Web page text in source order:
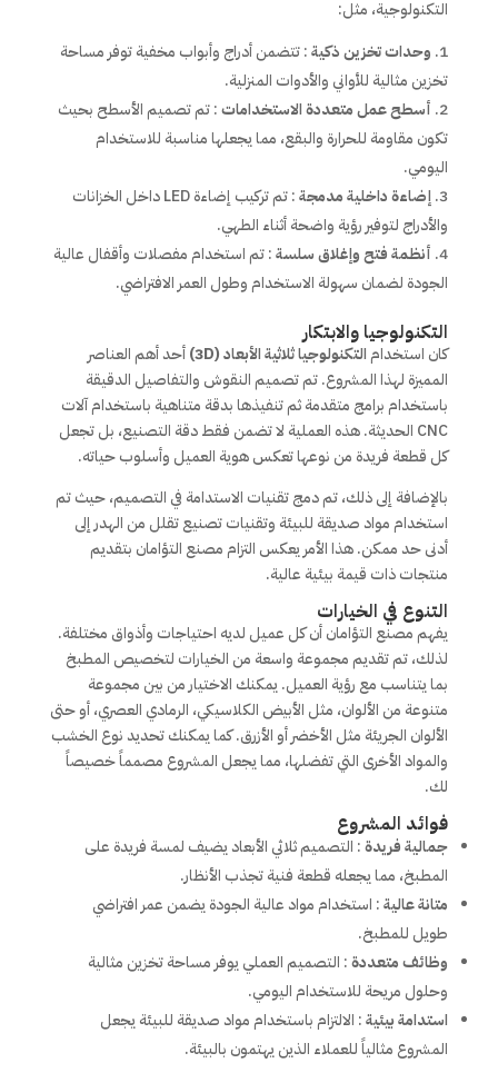
التكنولوجية، مثل:
وحدات تخزين ذكية: تتضمن أدراج وأبواب مخفية توفر مساحة
تخزين مثالية للأواني والأدوات المنزلية.
أسطح عمل متعددة الاستخدامات: تم تصميم الأسطح بحيث
تكون مقاومة للحرارة والبقع، مما يجعلها مناسبة للاستخدام
اليومي.
إضاءة داخلية مدمجة
: تم تركيب إضاءة LED داخل الخزانات
والأدراج لتوفير رؤية واضحة أثناء الطهي.
أنظمة فتح وإغلاق سلسة: تم استخدام مفصلات وأقفال عالية
الجودة لضمان سهولة الاستخدام وطول العمر الافتراضي.
التكنولوجيا والابتكار
كان استخدامالتكنولوجيا ثلاثية الأبعاد (3D)
أحد أهم العناصر
المميزة لهذا المشروع. تم تصميم النقوش والتفاصيل الدقيقة
باستخدام برامج متقدمة ثم تنفيذها بدقة متناهية باستخدام آلات
CNC الحديثة. هذه العملية لا تضمن فقط دقة التصنيع، بل تجعل
كل قطعة فريدة من نوعها تعكس هوية العميل وأسلوب حياته.
بالإضافة إلى ذلك، تم دمج تقنيات الاستدامة في التصميم، حيث تم
استخدام مواد صديقة للبيئة وتقنيات تصنيع تقلل من الهدر إلى
أدنى حد ممكن. هذا الأمر يعكس التزام مصنع التؤامان بتقديم
منتجات ذات قيمة بيئية عالية.
التنوع في الخيارات
يفهم مصنع التؤامان أن كل عميل لديه احتياجات وأذواق مختلفة.
لذلك، تم تقديم مجموعة واسعة من الخيارات لتخصيص المطبخ
بما يتناسب مع رؤية العميل. يمكنك الاختيار من بين مجموعة
متنوعة من الألوان، مثل الأبيض الكلاسيكي، الرمادي العصري، أو حتى
الألوان الجريئة مثل الأخضر أو الأزرق. كما يمكنك تحديد نوع الخشب
والمواد الأخرى التي تفضلها، مما يجعل المشروع مصمماً خصيصاً
لك.
فوائد المشروع
جمالية فريدة: التصميم ثلاثي الأبعاد يضيف لمسة فريدة على
المطبخ، مما يجعله قطعة فنية تجذب الأنظار.
متانة عالية: استخدام مواد عالية الجودة يضمن عمر افتراضي
طويل للمطبخ.
وظائف متعددة: التصميم العملي يوفر مساحة تخزين مثالية
وحلول مريحة للاستخدام اليومي.
استدامة بيئية: الالتزام باستخدام مواد صديقة للبيئة يجعل
المشروع مثالياً للعملاء الذين يهتمون بالبيئة.